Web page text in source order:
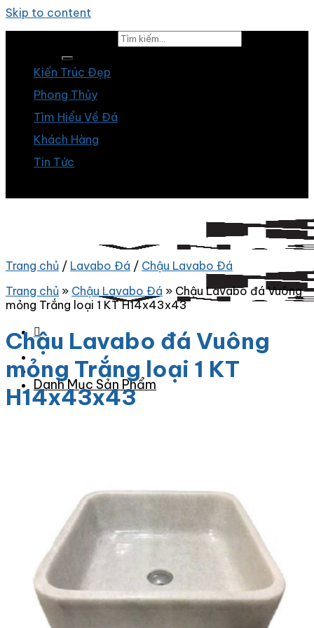
Skip to content
Kiến Trúc Đẹp
Phong Thủy
Tìm Hiểu Về Đá
Khách Hàng
Tin Tức
Danh Mục Sản Phẩm
Đá Granite Màu Đen
Đá Granite Màu Xanh
Đá Granite Màu Nâu
Đá Granite Màu Đỏ
Đá Travertine
Trang chủ / Lavabo Đá / Chậu Lavabo Đá
Trang chủ » Chậu Lavabo Đá » Chậu Lavabo đá Vuông
mỏng Trắng loại 1 KT H14x43x43
Chậu Lavabo đá Vuông
mỏng Trắng loại 1 KT
H14x43x43